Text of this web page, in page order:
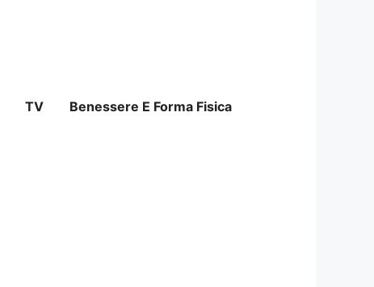
TV Benessere E Forma Fisica